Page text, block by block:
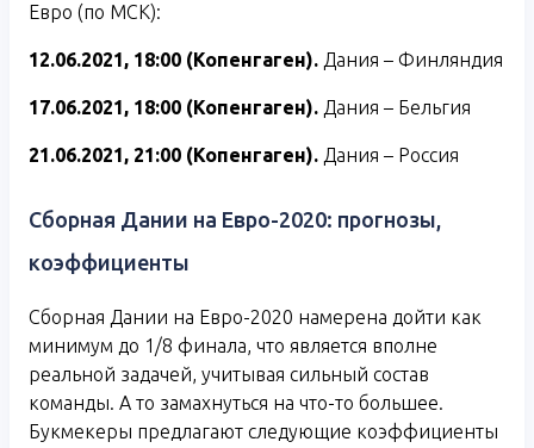
Евро (по МСК):
12.06.2021, 18:00 (Копенгаген). Дания – Финляндия
17.06.2021, 18:00 (Копенгаген). Дания – Бельгия
21.06.2021, 21:00 (Копенгаген). Дания – Россия
Сборная Дании на Евро-2020: прогнозы,
коэффициенты
Сборная Дании на Евро-2020 намерена дойти как
минимум до 1/8 финала, что является вполне
реальной задачей, учитывая сильный состав
команды. А то замахнуться на что-то большее.
Букмекеры предлагают следующие коэффициенты